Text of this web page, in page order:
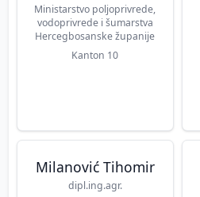
Ministarstvo poljoprivrede,
vodoprivrede i šumarstva
Hercegbosanske županije
Kanton 10
Milanović Tihomir
dipl.ing.agr.